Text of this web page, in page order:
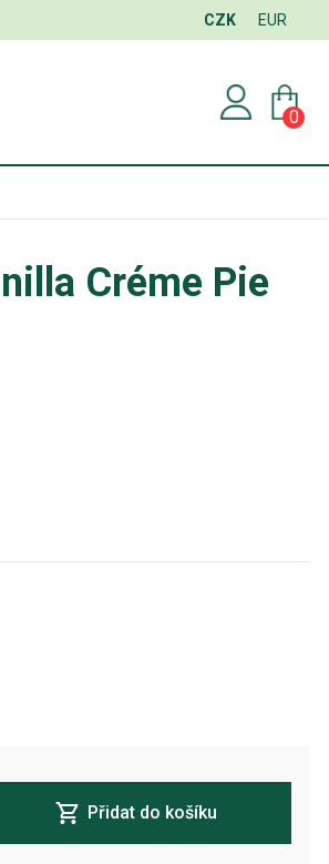
CZK EUR
0
Créme Pie
Přidat do košíku